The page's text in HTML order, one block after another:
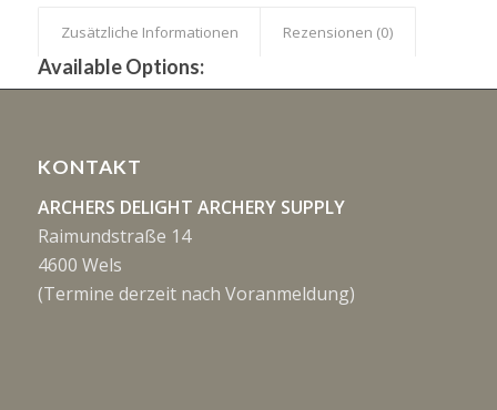
Zusätzliche Informationen Rezensionen (0)
Available Options:
KONTAKT
ARCHERS DELIGHT ARCHERY SUPPLY
Raimundstraße 14
4600 Wels
(Termine derzeit nach Voranmeldung)